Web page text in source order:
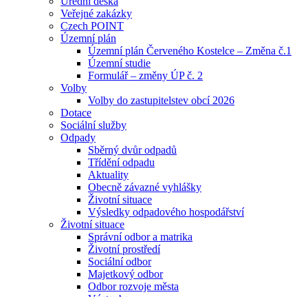
Veřejné zakázky
Czech POINT
Územní plán
Územní plán Červeného Kostelce – Změna č.1
Územní studie
Formulář – změny ÚP č. 2
Volby
Volby do zastupitelstev obcí 2026
Dotace
Sociální služby
Odpady
Sběrný dvůr odpadů
Třídění odpadu
Aktuality
Obecně závazné vyhlášky
Životní situace
Výsledky odpadového hospodářství
Životní situace
Správní odbor a matrika
Životní prostředí
Sociální odbor
Majetkový odbor
Odbor rozvoje města